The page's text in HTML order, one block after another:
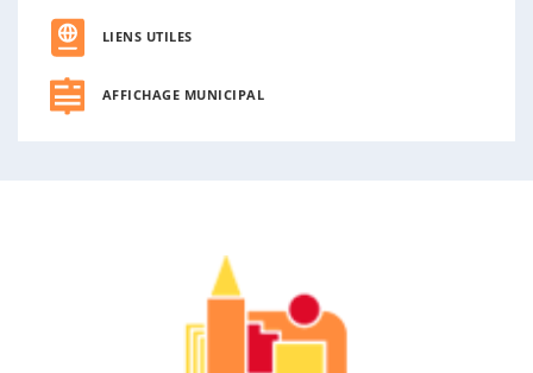
LIENS UTILES
AFFICHAGE MUNICIPAL